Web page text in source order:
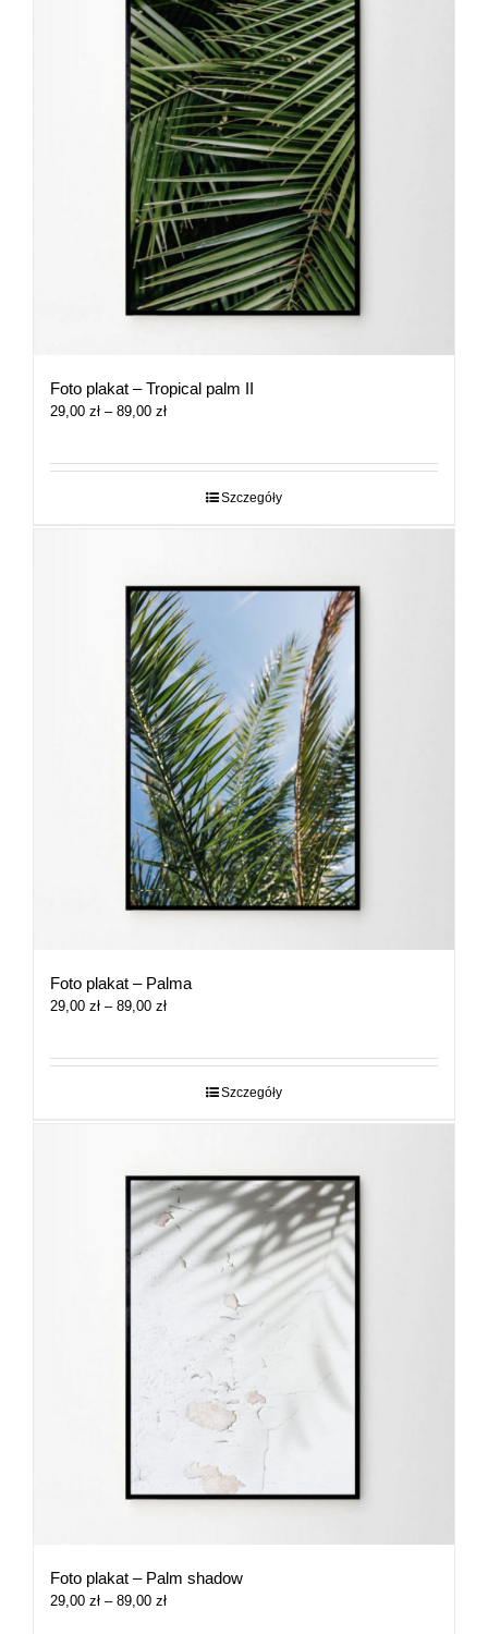
Foto plakat – Tropical palm II
29,00 zł – 89,00 złZakres
29,00 zł
Szczegóły
Foto plakat – Palma
29,00 zł – 89,00 złZakres
29,00 zł
Szczegóły
Foto plakat – Palm shadow
29,00 zł – 89,00 złZakres